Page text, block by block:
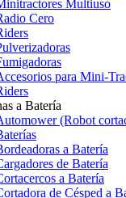
Multiuso
Cero
para Mini-
a Batería
(Robot
a Batería
de Batería
a Batería
de Césped a